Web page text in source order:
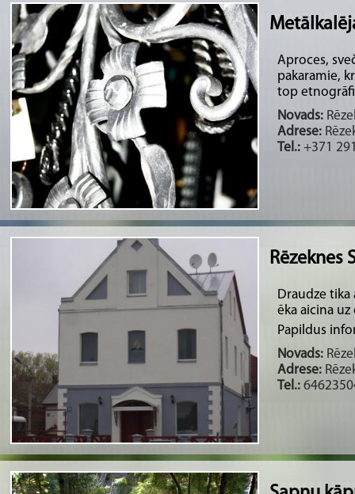
Aproces,
pakaramie,
top
Novads:
Adrese:
Tel.: +371
Rēzeknes
Draudze
ēka aicina
Papildus
Novads:
Adrese:
Tel.: